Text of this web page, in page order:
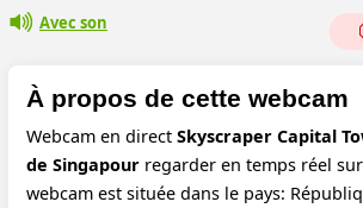
Avec son
À propos de cette webcam
Webcam en direct Skyscraper Capital
de Singapour regarder en temps réel
webcam est située dans le pays: